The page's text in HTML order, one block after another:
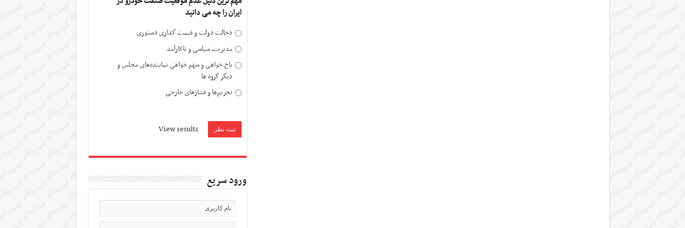
ایران را چه می دانید
دخالت دولت و قیمت گذاری دستوری
مدیریت سیاسی و ناکارآمد
باج خواهی و سهم خواهی نماینده‌های مجلس و
دیگر گروه ها
تحریم‌ها و فشارهای خارجی
View results
ورود سریع